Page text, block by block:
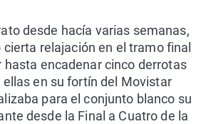
desde hacía varias semanas,
cierta relajación en el tramo final
hasta encadenar cinco derrotas
en su fortín del Movistar
para el conjunto blanco su
desde la Final a Cuatro de la